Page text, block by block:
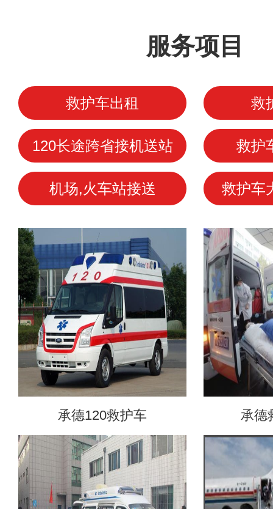
服务项目
救护车出租 救
120长途跨省接机送站 救护
机场,火车站接送 救护车
承德120救护车 承德